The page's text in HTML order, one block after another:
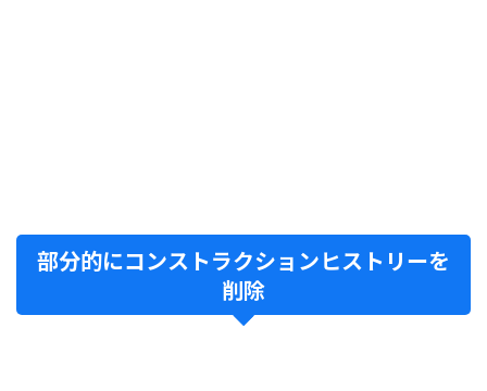
部分的にコンストラクションヒストリーを
削除